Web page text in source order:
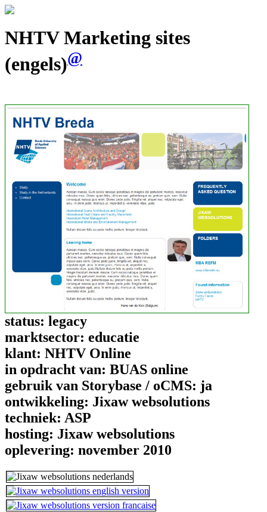
NHTV Marketing sites
(engels)@
status: legacy
marktsector: educatie
klant: NHTV Online
in opdracht van: BUAS online
gebruik van Storybase / oCMS: ja
ontwikkeling: Jixaw websolutions
techniek: ASP
hosting: Jixaw websolutions
oplevering: november 2010